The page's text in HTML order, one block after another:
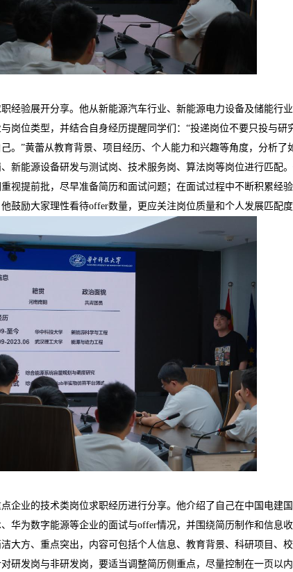
经验展开分享。他从新能源汽车行业、新能源电力设备及储能行
岗位类型，并结合自身经历提醒同学们：“投递岗位不要只投与研
。”黄蕾从教育背景、项目经历、个人能力和兴趣等角度，分析了
新能源设备研发与测试岗、技术服务岗、算法岗等岗位进行匹配
视提前批，尽早准备简历和面试问题；在面试过程中不断积累经验
鼓励大家理性看待offer数量，更应关注岗位质量和个人发展匹配度
企业的技术类岗位求职经历进行分享。他介绍了自己在中国电建
华为数字能源等企业的面试与offer情况，并围绕简历制作和信息
大方、重点突出，内容可包括个人信息、教育背景、科研项目、
研发岗与非研发岗，要适当调整简历侧重点，尽量控制在一页以内